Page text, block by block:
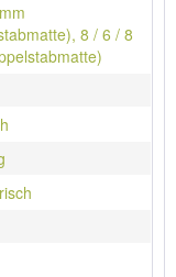
8 / 6 / 8